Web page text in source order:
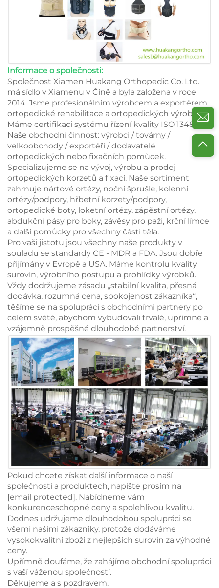
Informace o společnosti:
Společnost Xiamen Huakang Orthopedic Co. Ltd.
má sídlo v Xiamenu v Číně a byla založena v roce
2014. Jsme profesionálním výrobcem a exportérem
ortopedické rehabilitace a ortopedických výrobků.
Máme certifikaci systému řízení kvality ISO 13485.
Naše obchodní činnost: výrobci / továrny /
velkoobchody / exportéři / dodavatelé
ortopedických nebo fixačních pomůcek.
Specializujeme se na vývoj, výrobu a prodej
ortopedických korzetů a fixací. Naše sortiment
zahrnuje nártové ortézy, noční šprušle, kolenní
ortézy/podpory, hřbetní korzety/podpory,
ortopedické boty, loketní ortézy, zápěstní ortézy,
abdukční pásy pro boky, závěsy pro paži, krční límce
a další pomůcky pro všechny části těla.
Pro vaši jistotu jsou všechny naše produkty v
souladu se standardy CE - MDR a FDA. Jsou dobře
přijímány v Evropě a USA. Máme kontrolu kvality
surovin, výrobního postupu a prohlídky výrobků.
Vždy dodržujeme zásadu „stabilní kvalita, přesná
dodávka, rozumná cena, spokojenost zákazníka“,
těšíme se na spolupráci s obchodními partnery po
celém světě, abychom vybudovali trvalé, upřímné a
vzájemně prospěšné dlouhodobé partnerství.
Pokud chcete získat další informace o naší
společnosti a produktech, napište prosím na
[email protected]. Nabídneme vám
konkurenceschopné ceny a spolehlivou kvalitu.
Dodnes udržujeme dlouhodobou spolupráci se
všemi našimi zákazníky, protože dodáváme
vysokokvalitní zboží z nejlepších surovin za výhodné
ceny.
Upřímně doufáme, že zahájíme obchodní spolupráci
s vaší váženou společností.
Děkujeme a s pozdravem.